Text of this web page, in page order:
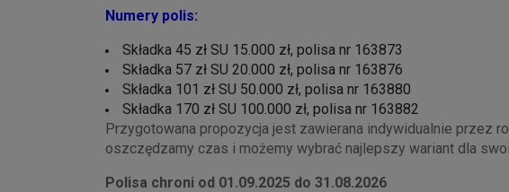
Numery polis:
Składka 45 zł SU 15.000 zł, polisa nr 163873
Składka 57 zł SU 20.000 zł, polisa nr 163876
Składka 101 zł SU 50.000 zł, polisa nr 163880
Składka 170 zł SU 100.000 zł, polisa nr 163882
Przygotowana propozycja jest zawierana indywidualnie przez
oszczędzamy czas i możemy wybrać najlepszy wariant dla
Polisa chroni od 01.09.2025 do 31.08.2026